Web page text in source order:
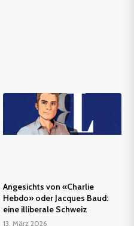
Angesichts von «Charlie
Hebdo» oder Jacques Baud:
eine illiberale Schweiz
13. März 2026